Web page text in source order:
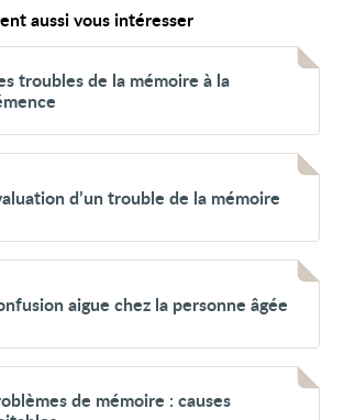
aussi vous intéresser
troubles de la mémoire à la
d’un trouble de la mémoire
aigue chez la personne âgée
de mémoire : causes